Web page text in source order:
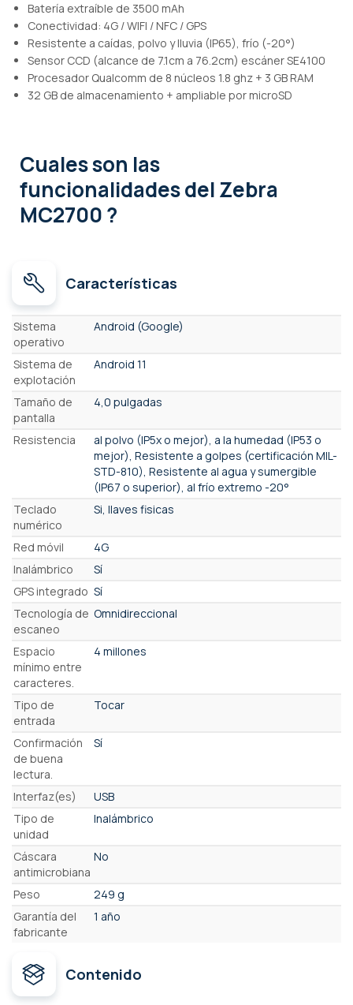
Batería extraíble de 3500 mAh
Conectividad: 4G / WIFI / NFC / GPS
Resistente a caídas, polvo y lluvia (IP65), frío (-20°)
Sensor CCD (alcance de 7.1cm a 76.2cm) escáner SE4100
Procesador Qualcomm de 8 núcleos 1.8 ghz + 3 GB RAM
32 GB de almacenamiento + ampliable por microSD
Cuales son las
funcionalidadesdel Zebra
MC2700 ?
Características
Características
Sistema
operativo
Android (Google)
Sistema de
explotación
Android 11
Tamaño de
pantalla
4,0 pulgadas
Resistencia
al polvo (IP5x o mejor), a la humedad (IP53 o
mejor), Resistente a golpes (certificación MIL-
STD-810), Resistente al agua y sumergible
(IP67 o superior), al frío extremo -20°
Teclado
numérico
Si, llaves fisicas
Red móvil
4G
Inalámbrico
Sí
GPS integrado Sí
Tecnología de
escaneo
Omnidireccional
Espacio
mínimo entre
caracteres.
4 millones
Tipo de
entrada
Tocar
Confirmación
de buena
lectura.
Sí
Interfaz(es)
USB
Tipo de
unidad
Inalámbrico
Cáscara
antimicrobiana
No
Peso
249 g
Garantía del
fabricante
1 año
Contenido